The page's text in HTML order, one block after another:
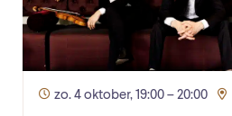
zo. 4 oktober, 19:00 – 20:00